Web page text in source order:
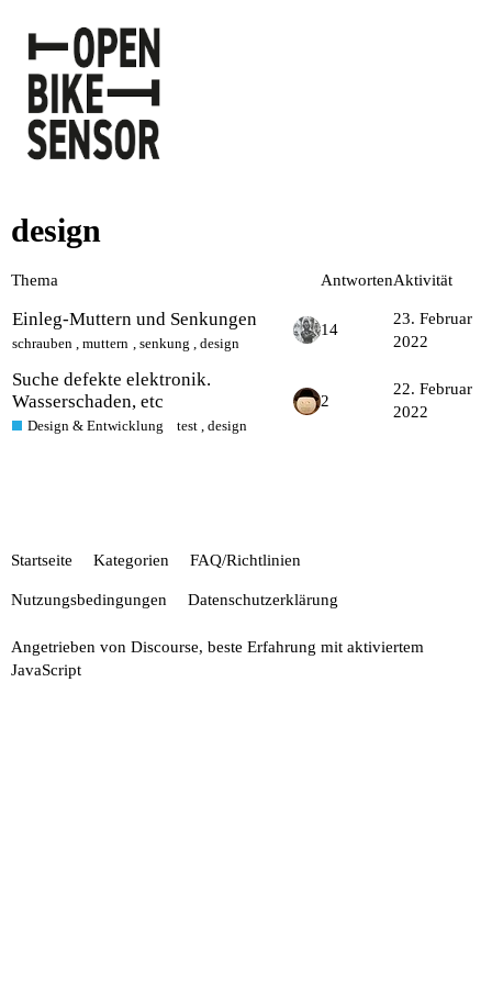
design
Thema AntwortenAktivität
Einleg-Muttern und Senkungen
schrauben ,muttern , senkung , design
14
23. Februar
2022
Suche defekte elektronik.
Wasserschaden, etc
Design & Entwicklung test ,design
2
22. Februar
2022
Startseite Kategorien FAQ/Richtlinien
Nutzungsbedingungen Datenschutzerklärung
Angetrieben von Discourse, beste Erfahrung mit aktiviertem
JavaScript